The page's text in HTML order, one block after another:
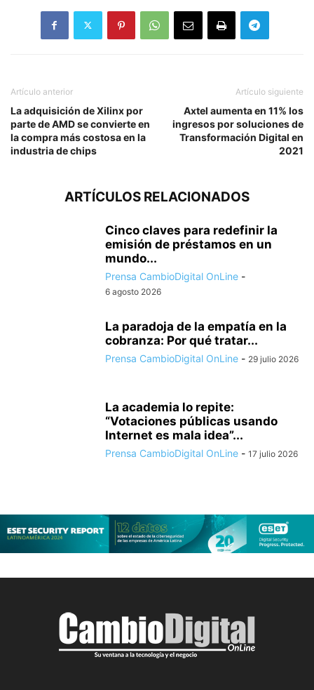
Artículo anterior
La adquisición de Xilinx por
parte de AMD se convierte en
la compra más costosa en la
industria de chips
Artículo siguiente
Axtel aumenta en 11% los
ingresos por soluciones de
Transformación Digital en
2021
ARTÍCULOS RELACIONADOS
Cinco claves para redefinir la
emisión de préstamos en un
mundo...
Prensa CambioDigital OnLine -
6 agosto 2026
La paradoja de la empatía en la
cobranza: Por qué tratar...
Prensa CambioDigital OnLine - 29 julio 2026
La academia lo repite:
“Votaciones públicas usando
Internet es mala idea”...
Prensa CambioDigital OnLine - 17 julio 2026